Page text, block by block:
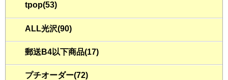
tpop(53)
ALL光沢(90)
郵送B4以下商品(17)
プチオーダー(72)